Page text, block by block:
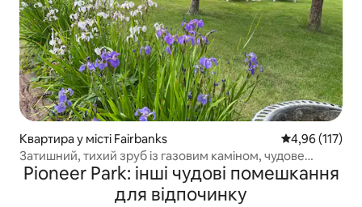
Квартира у місті Fairbanks Середня
4,96 (117)
Затишний, тихий зруб із газовим каміном, чудове
розташування
Pioneer Park: інші чудові помешкання
для відпочинку